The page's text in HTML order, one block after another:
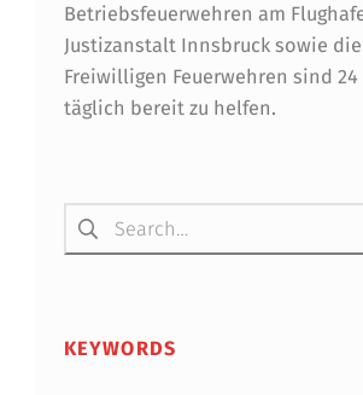
Betriebsfeuerwehren am
Justizanstalt Innsbruck sowie
Freiwilligen Feuerwehren sind 24
täglich bereit zu helfen.
Suchen nach:
KEYWORDS